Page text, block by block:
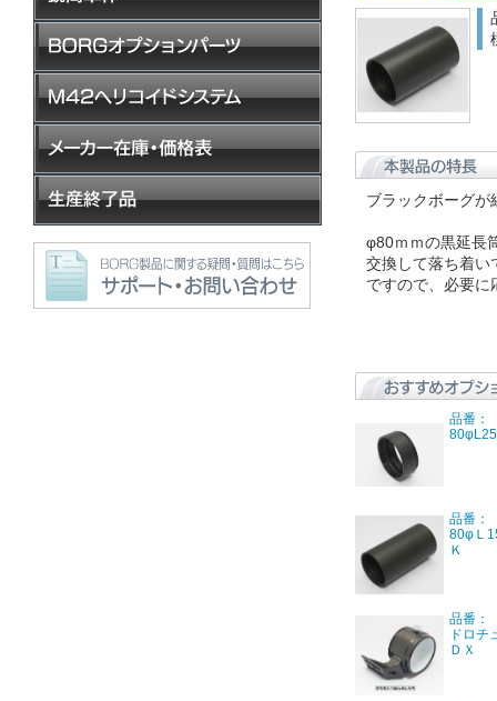
ブラックボーグ
φ80ｍｍの黒延長
交換して落ち着い
ですので、必要に
品番：
品番：
80φＬ
Ｋ
品番：
ドロチ
ＤＸ